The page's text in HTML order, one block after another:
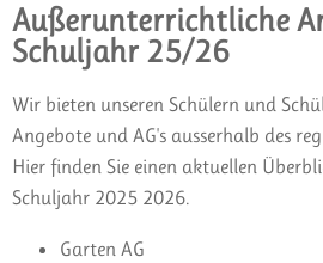
Außerunterrichtliche
Schuljahr 25/26
Wir bieten unseren Schülern und
Angebote und AG's ausserhalb des
Hier finden Sie einen aktuellen
Schuljahr 2025 2026.
Garten AG